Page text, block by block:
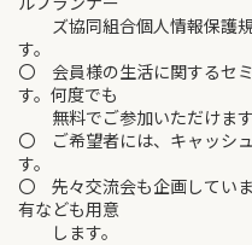
ズ協同組合個人情報保護規
す。
〇 会員様の生活に関するセ
す。何度でも
無料でご参加いただけます
〇 ご希望者には、キャッシ
す。
〇 先々交流会も企画してい
有なども用意
します。